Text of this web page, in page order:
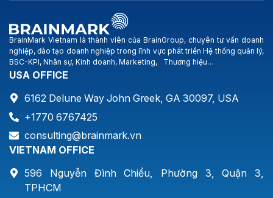
BrainMark Vietnam là thành viên của BrainGroup, chuyên tư vấn doanh
nghiệp, đào tạo doanh nghiệp trong lĩnh vực phát triển Hệ thống quản lý,
BSC-KPI, Nhân sự, Kinh doanh, Marketing, Thương hiệu…
USA OFFICE
6162 Delune Way John Greek, GA 30097, USA
+1770 6767425
consulting@brainmark.vn
VIETNAM OFFICE
596 Nguyễn Đình Chiểu, Phường 3, Quận 3,
TPHCM